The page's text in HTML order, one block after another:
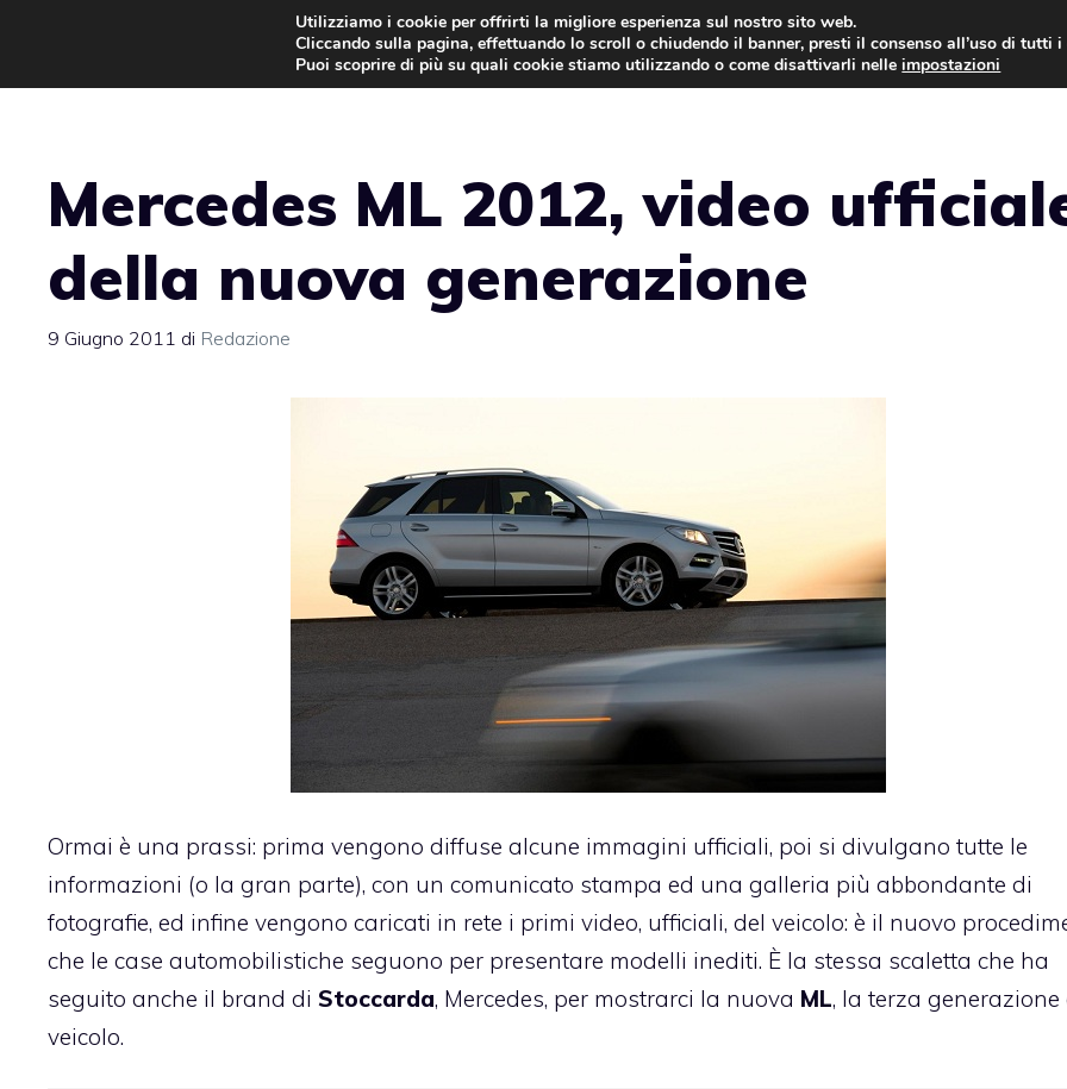
contenuto
AUTO NEWS
Mercedes ML 2012, video
della nuova generazione
9 Giugno 2011 di Redazione
Ormai è una prassi: prima vengono diffuse alcune immagini ufficiali, poi si divulgano tutte le
informazioni (o la gran parte), con un comunicato stampa ed una galleria più abbondante di
fotografie, ed infine vengono caricati in rete i primi video, ufficiali, del veicolo: è il nuovo
che le case automobilistiche seguono per presentare modelli inediti. È la stessa scaletta che ha
seguito anche il brand di Stoccarda, Mercedes, per mostrarci la nuova ML, la terza generazione
veicolo.
Utilizziamo i cookie per offrirti la migliore esperienza sul nostro sito web.
Cliccando sulla pagina, effettuando lo scroll o chiudendo il banner, presti il consenso all’uso di tutti i
Puoi scoprire di più su quali cookie stiamo utilizzando o come disattivarli nelleimpostazioni